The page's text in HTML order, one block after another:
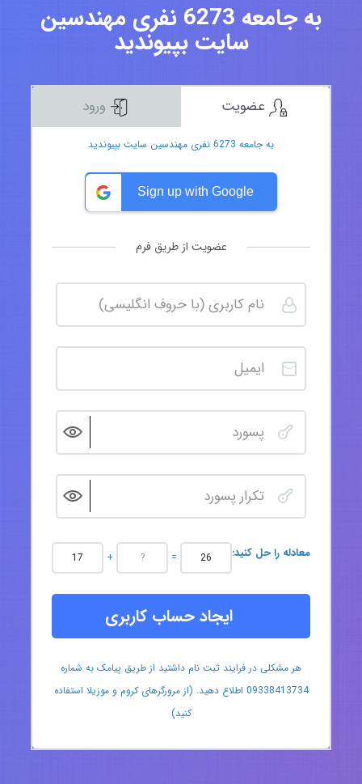
به جامعه 6273 نفری مهندسین
سایت بپیوندید
به جامعه 6273 نفری مهندسین سایت بپیوندید
Sign up with Google
عضویت از طریق فرم
:معادله را حل کنید + =
ایجاد حساب کاربری
هر مشکلی در فرایند ثبت نام داشتید از طریق پیامک به شماره
09338413734 اطلاع دهید. (از مرورگرهای کروم و موزیلا استفاده
کنید)